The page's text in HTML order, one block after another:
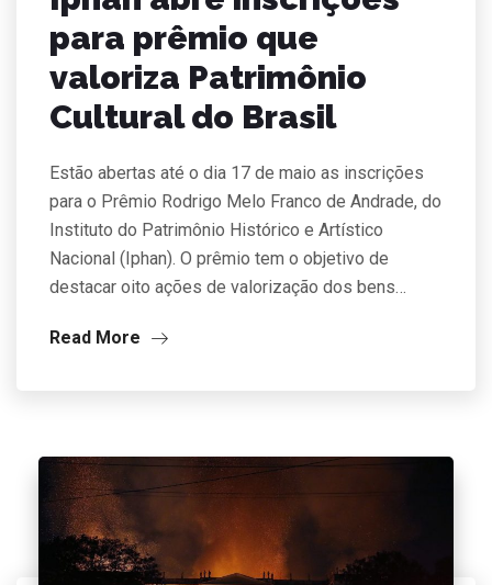
para prêmio que
valoriza Patrimônio
Cultural do Brasil
Estão abertas até o dia 17 de maio as inscrições
para o Prêmio Rodrigo Melo Franco de Andrade, do
Instituto do Patrimônio Histórico e Artístico
Nacional (Iphan). O prêmio tem o objetivo de
destacar oito ações de valorização dos bens…
Read More